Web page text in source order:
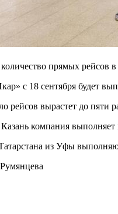
прямых рейсов
с 18 сентября будет
рейсов вырастет до пяти
компания выполняет
из Уфы